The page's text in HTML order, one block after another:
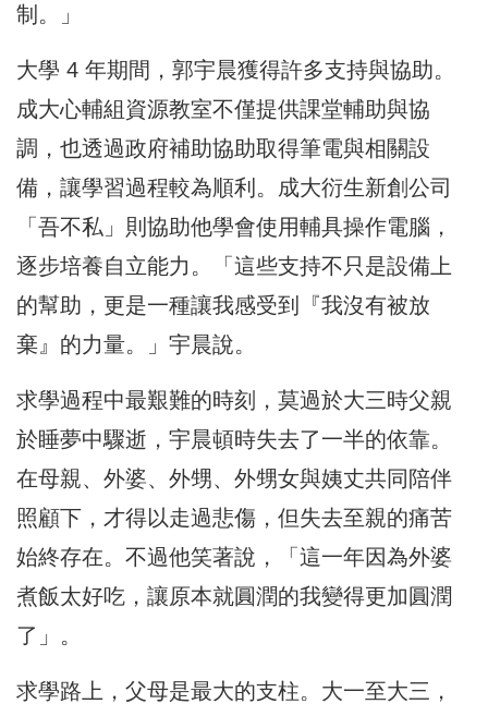
制。」
大學 4 年期間，郭宇晨獲得許多支持與協助。
成大心輔組資源教室不僅提供課堂輔助與協
調，也透過政府補助協助取得筆電與相關設
備，讓學習過程較為順利。成大衍生新創公司
「吾不私」則協助他學會使用輔具操作電腦，
逐步培養自立能力。「這些支持不只是設備上
的幫助，更是一種讓我感受到『我沒有被放
棄』的力量。」宇晨說。
求學過程中最艱難的時刻，莫過於大三時父親
於睡夢中驟逝，宇晨頓時失去了一半的依靠。
在母親、外婆、外甥、外甥女與姨丈共同陪伴
照顧下，才得以走過悲傷，但失去至親的痛苦
始終存在。不過他笑著說，「這一年因為外婆
煮飯太好吃，讓原本就圓潤的我變得更加圓潤
了」。
求學路上，父母是最大的支柱。大一至大三，